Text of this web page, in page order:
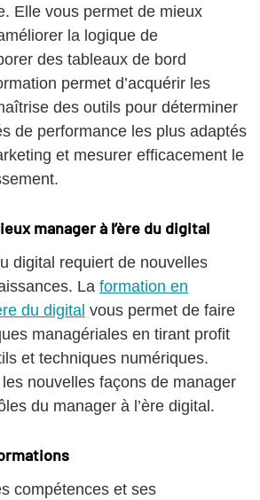
Elle vous permet de mieux
la logique de
des tableaux de bord
permet d’acquérir les
des outils pour déterminer
de performance les plus adaptés
et mesurer efficacement le
manager à l’ère du digital
digital requiert de nouvelles
La formation en
du digital vous permet de faire
managériales en tirant profit
et techniques numériques.
nouvelles façons de manager
du manager à l’ère digital.
compétences et ses